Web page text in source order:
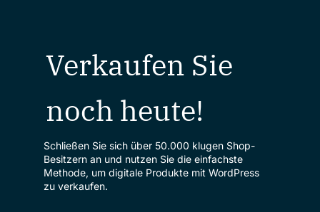
Verkaufen Sie
noch heute!
Schließen Sie sich über 50.000 klugen Shop-
Besitzern an und nutzen Sie die einfachste
Methode, um digitale Produkte mit WordPress
zu verkaufen.